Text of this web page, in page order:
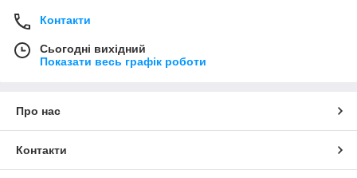
Контакти
Сьогодні вихідний
Показати весь графік роботи
Про нас
Контакти